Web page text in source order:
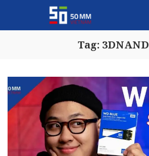
Tag: 3DNAND